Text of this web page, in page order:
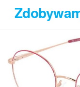
Przejdź
treści